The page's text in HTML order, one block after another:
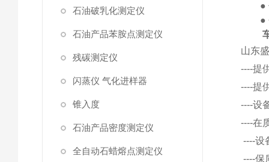
石油破乳化测定仪
石油产品苯胺点测定仪
残碳测定仪
闪蒸仪 气化进样器
锥入度
石油产品密度测定仪
全自动石蜡熔点测定仪
●
●
山东
----提
----提
----设
----在
----设
----保